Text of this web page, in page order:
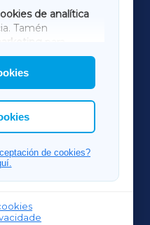
de analítica
Tamén
a elección das
de cookies?